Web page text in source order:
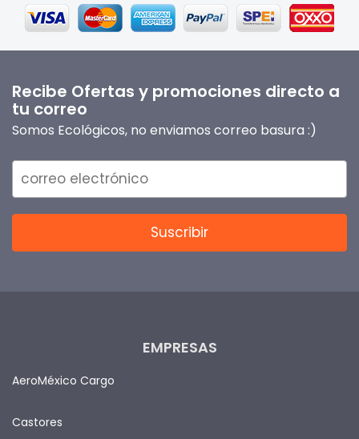
Recibe Ofertas y promociones directo a
tu correo
Somos Ecológicos, no enviamos correo basura :)
EMPRESAS
AeroMéxico Cargo
Castores